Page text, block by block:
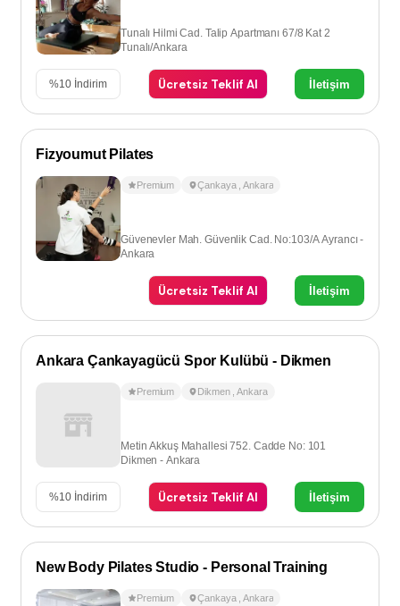
Tunalı Hilmi Cad. Talip Apartmanı 67/8 Kat 2
Tunalı/Ankara
%10 İndirim Ücretsiz Teklif Al İletişim
Fizyoumut Pilates
Premium Çankaya ,Ankara
Güvenevler Mah. Güvenlik Cad. No:103/A Ayrancı -
Ankara
Ücretsiz Teklif Al İletişim
Ankara Çankayagücü Spor Kulübü - Dikmen
Premium Dikmen ,Ankara
Metin Akkuş Mahallesi 752. Cadde No: 101
Dikmen - Ankara
%10 İndirim Ücretsiz Teklif Al İletişim
New Body Pilates Studio - Personal Training
Premium Çankaya ,Ankara